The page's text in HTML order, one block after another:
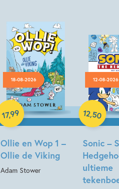
18-08-2026
Ollie en Wop 1 –
Ollie de Viking
Adam Stower
17,99
Hardcover
12-08-2026
Sonic –
ultieme
12,50
Paperback